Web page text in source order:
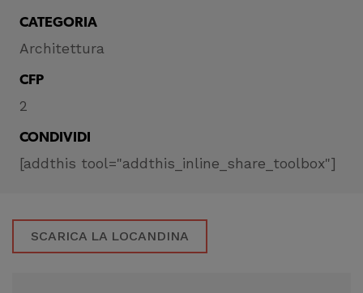
CATEGORIA
Architettura
CFP
2
CONDIVIDI
[addthis tool="addthis_inline_share_toolbox"]
SCARICA LA LOCANDINA